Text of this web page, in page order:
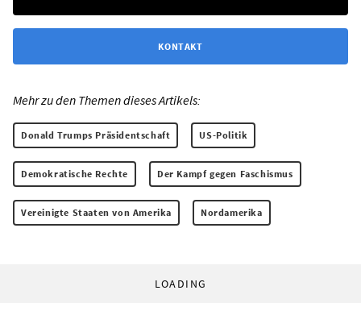
KONTAKT
Mehr zu den Themen dieses Artikels:
Donald Trumps Präsidentschaft US-Politik
Demokratische Rechte Der Kampf gegen Faschismus
Vereinigte Staaten von Amerika Nordamerika
LOADING